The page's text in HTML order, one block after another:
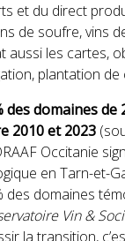
et du direct
de soufre, vins
aussi les cartes,
plantation
des domaines
2010 et 2023
Occitanie
en Tarn-et-
des domaines
Vin &
la transition,